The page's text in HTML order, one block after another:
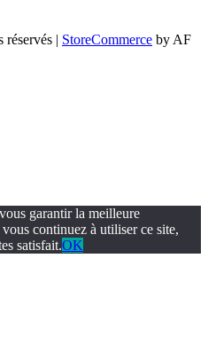
réservés
StoreCommerce by AF
garantir la meilleure
continuez à utiliser ce site,
satisfait.OK